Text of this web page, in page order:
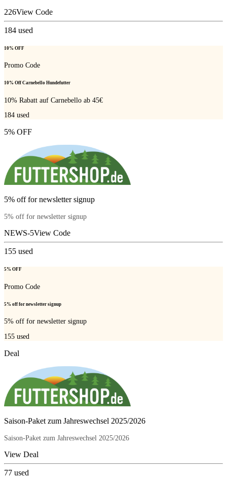
226View Code
184 used
10% OFF
Promo Code
10% Off Carnebello Hundefutter
10% Rabatt auf Carnebello ab 45€
184 used
5% OFF
5% off for newsletter signup
5% off for newsletter signup
NEWS-5View Code
155 used
5% OFF
Promo Code
5% off for newsletter signup
5% off for newsletter signup
155 used
Deal
Saison-Paket zum Jahreswechsel 2025/2026
Saison-Paket zum Jahreswechsel 2025/2026
View Deal
77 used